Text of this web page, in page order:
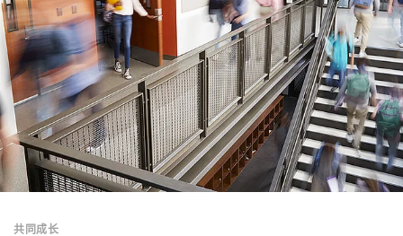
共同成长